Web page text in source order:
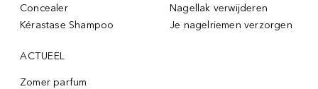
Concealer
Kérastase Shampoo
Nagellak verwijderen
Je nagelriemen verzorgen
ACTUEEL
Zomer parfum